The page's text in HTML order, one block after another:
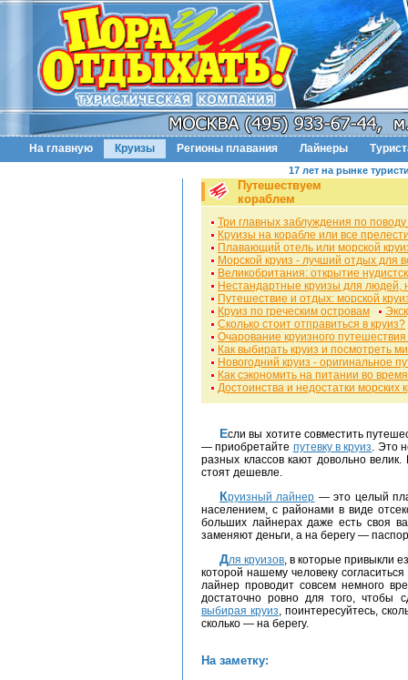
На главную Круизы Регионы плавания Лайнеры
17 лет на рынке
Путешествуем
кораблем
Три главных заблуждения по поводу
Круизы на корабле или все
Плавающий отель или морской
Морской круиз - лучший отдых для
Великобритания: открытие
Нестандартные круизы для людей,
Путешествие и отдых: морской
Круиз по греческим островам
Сколько стоит отправиться в круиз?
Очарование круизного
Как выбирать круиз и посмотреть
Новогодний круиз - оригинальное
Как сэкономить на питании во
Достоинства и недостатки морских
Если вы хотите совместить путешествие по Европе с насыщенным отдыхом на море
— приобретайте путевку в круиз. Это
разных классов кают довольно
стоят дешевле.
Круизный лайнер — это целый
населением, с районами в виде
больших лайнерах даже есть своя
заменяют деньги, а на берегу —
Для круизов, в которые привыкли
которой нашему человеку
лайнер проводит совсем немного
достаточно ровно для того, чтобы
выбирая круиз, поинтересуйтесь,
сколько — на берегу.
На заметку: